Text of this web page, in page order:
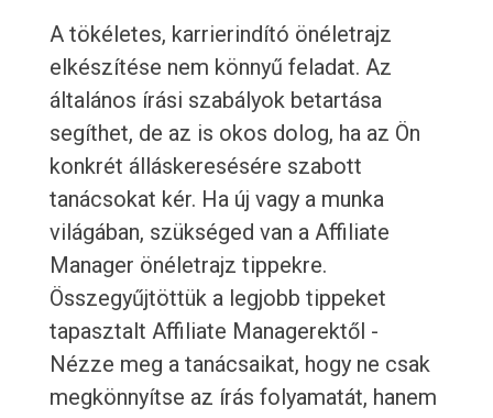
A tökéletes, karrierindító önéletrajz
elkészítése nem könnyű feladat. Az
általános írási szabályok betartása
segíthet, de az is okos dolog, ha az Ön
konkrét álláskeresésére szabott
tanácsokat kér. Ha új vagy a munka
világában, szükséged van a Affiliate
Manager önéletrajz tippekre.
Összegyűjtöttük a legjobb tippeket
tapasztalt Affiliate Managerektől -
Nézze meg a tanácsaikat, hogy ne csak
megkönnyítse az írás folyamatát, hanem